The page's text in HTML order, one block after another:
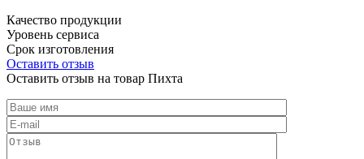
Качество продукции
Уровень сервиса
Срок изготовления
Оставить отзыв
Оставить отзыв на товар Пихта